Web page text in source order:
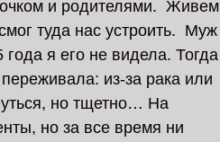
и родителями.  Живем
туда нас устроить.  Муж
я его не видела. Тогда
из-за рака или
но тщетно… На
но за все время ни